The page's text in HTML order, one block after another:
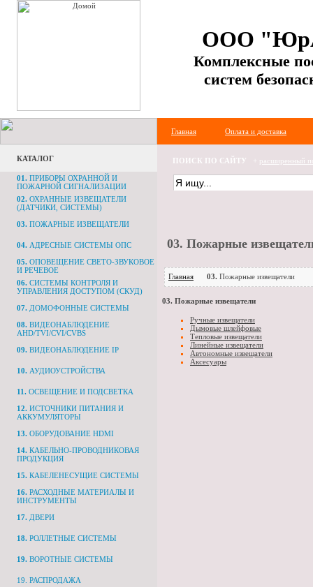
ООО
Комплексные
систем
Главная Оплата и доставка
КАТАЛОГ
01. ПРИБОРЫ ОХРАННОЙ И
ПОЖАРНОЙ СИГНАЛИЗАЦИИ
02. ОХРАННЫЕ ИЗВЕЩАТЕЛИ
(ДАТЧИКИ, СИСТЕМЫ)
03. ПОЖАРНЫЕ ИЗВЕЩАТЕЛИ
04. АДРЕСНЫЕ СИСТЕМЫ ОПС
05. ОПОВЕЩЕНИЕ СВЕТО-ЗВУКОВОЕ
И РЕЧЕВОЕ
06. СИСТЕМЫ КОНТРОЛЯ И
УПРАВЛЕНИЯ ДОСТУПОМ (СКУД)
07. ДОМОФОННЫЕ СИСТЕМЫ
08. ВИДЕОНАБЛЮДЕНИЕ
AHD/TVI/CVI/CVBS
09. ВИДЕОНАБЛЮДЕНИЕ IP
10. АУДИОУСТРОЙСТВА
11. ОСВЕЩЕНИЕ И ПОДСВЕТКА
12. ИСТОЧНИКИ ПИТАНИЯ И
АККУМУЛЯТОРЫ
13. ОБОРУДОВАНИЕ HDMI
14. КАБЕЛЬНО-ПРОВОДНИКОВАЯ
ПРОДУКЦИЯ
15. КАБЕЛЕНЕСУЩИЕ СИСТЕМЫ
16. РАСХОДНЫЕ МАТЕРИАЛЫ И
ИНСТРУМЕНТЫ
17. ДВЕРИ
18. РОЛЛЕТНЫЕ СИСТЕМЫ
19. ВОРОТНЫЕ СИСТЕМЫ
19. РАСПРОДАЖА
ПОИСК ПО САЙТУ расширенный
03. Пожарные
Главная 03. Пожарные извещатели
03. Пожарные извещатели
Ручные извещатели
Дымовые шлейфовые
Тепловые извещатели
Линейные извещатели
Автономные извещатели
Аксесуары